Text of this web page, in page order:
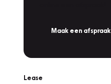
Maak een afspraak
Lease